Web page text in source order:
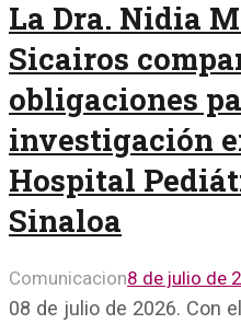
La Dra. Nidia
Sicairos
obligaciones
investigación
Hospital
Sinaloa
Comunicacion8 de julio de
08 de julio de 2026. Con